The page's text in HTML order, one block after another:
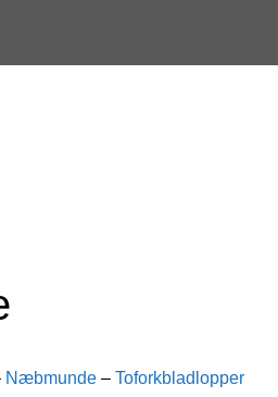
Næbmunde – Toforkbladlopper